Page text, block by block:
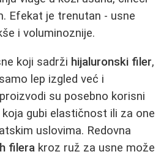
Efekat je trenutan - usne
i voluminoznije.
koji sadrži hijaluronski filer,
lep izgled već i
su posebno korisni
gubi elastičnost ili za one
uslovima. Redovna
filera kroz ruž za usne može